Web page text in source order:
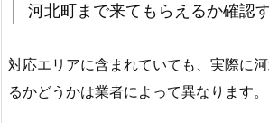
河北町まで来てもらえるか確認
対応エリアに含まれていても、実際に
るかどうかは業者によって異なります。